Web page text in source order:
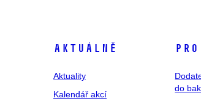
Aktuálně
Aktuality
Kalendář akcí
do